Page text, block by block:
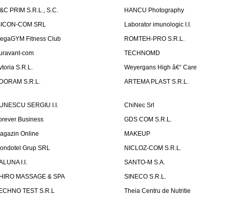
PRIM S.R.L., S.C.
HANCU Photography
COM SRL
Laborator imunologic I.I.
Fitness Club
ROMTEH-PRO S.R.L.
com
TECHNOMD
S.R.L.
Weyergans High â€“ Care
S.R.L.
ARTEMA PLAST S.R.L.
SERGIU I.I.
ChiNec Srl
Business
GDS COM S.R.L.
Online
MAKEUP
Grup SRL
NICLOZ-COM S.R.L.
I.I.
SANTO-M S.A.
MASSAGE & SPA
SINECO S.R.L.
TEST S.R.L
Theia Centru de Nutritie